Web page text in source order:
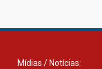
Mídias / Notícias: